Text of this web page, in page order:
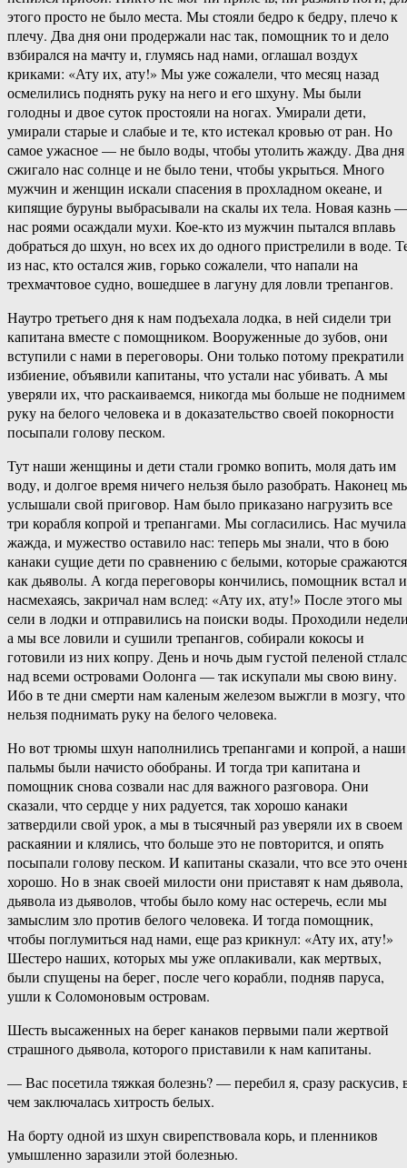
этого просто не было места. Мы стояли бедро к бедру, плечо к
плечу. Два дня они продержали нас так, помощник то и дело
взбирался на мачту и, глумясь над нами, оглашал воздух
криками: «Ату их, ату!» Мы уже сожалели, что месяц назад
осмелились поднять руку на него и его шхуну. Мы были
голодны и двое суток простояли на ногах. Умирали дети,
умирали старые и слабые и те, кто истекал кровью от ран. Но
самое ужасное — не было воды, чтобы утолить жажду. Два дня
сжигало нас солнце и не было тени, чтобы укрыться. Много
мужчин и женщин искали спасения в прохладном океане, и
кипящие буруны выбрасывали на скалы их тела. Новая казнь
нас роями осаждали мухи. Кое-кто из мужчин пытался вплавь
добраться до шхун, но всех их до одного пристрелили в воде.
из нас, кто остался жив, горько сожалели, что напали на
трехмачтовое судно, вошедшее в лагуну для ловли трепангов.
Наутро третьего дня к нам подъехала лодка, в ней сидели три
капитана вместе с помощником. Вооруженные до зубов, они
вступили с нами в переговоры. Они только потому прекратили
избиение, объявили капитаны, что устали нас убивать. А мы
уверяли их, что раскаиваемся, никогда мы больше не поднимем
руку на белого человека и в доказательство своей покорности
посыпали голову песком.
Тут наши женщины и дети стали громко вопить, моля дать им
воду, и долгое время ничего нельзя было разобрать. Наконец
услышали свой приговор. Нам было приказано нагрузить все
три корабля копрой и трепангами. Мы согласились. Нас мучила
жажда, и мужество оставило нас: теперь мы знали, что в бою
канаки сущие дети по сравнению с белыми, которые
как дьяволы. А когда переговоры кончились, помощник встал
насмехаясь, закричал нам вслед: «Ату их, ату!» После этого мы
сели в лодки и отправились на поиски воды. Проходили
а мы все ловили и сушили трепангов, собирали кокосы и
готовили из них копру. День и ночь дым густой пеленой
над всеми островами Оолонга — так искупали мы свою вину.
Ибо в те дни смерти нам каленым железом выжгли в мозгу, что
нельзя поднимать руку на белого человека.
Но вот трюмы шхун наполнились трепангами и копрой, а наши
пальмы были начисто обобраны. И тогда три капитана и
помощник снова созвали нас для важного разговора. Они
сказали, что сердце у них радуется, так хорошо канаки
затвердили свой урок, а мы в тысячный раз уверяли их в своем
раскаянии и клялись, что больше это не повторится, и опять
посыпали голову песком. И капитаны сказали, что все это
хорошо. Но в знак своей милости они приставят к нам дьявола,
дьявола из дьяволов, чтобы было кому нас остеречь, если мы
замыслим зло против белого человека. И тогда помощник,
чтобы поглумиться над нами, еще раз крикнул: «Ату их, ату!»
Шестеро наших, которых мы уже оплакивали, как мертвых,
были спущены на берег, после чего корабли, подняв паруса,
ушли к Соломоновым островам.
Шесть высаженных на берег канаков первыми пали жертвой
страшного дьявола, которого приставили к нам капитаны.
— Вас посетила тяжкая болезнь? — перебил я, сразу раскусив,
чем заключалась хитрость белых.
На борту одной из шхун свирепствовала корь, и пленников
умышленно заразили этой болезнью.